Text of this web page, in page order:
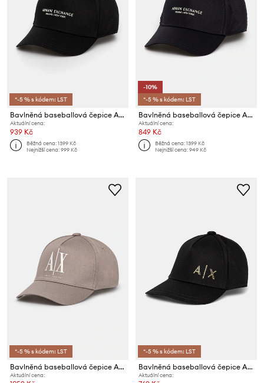
*-5 % s kódem: LST
Bavlněná baseballová čepice Armani Exchange
Aktuální cena:
939 Kč
Běžná cena:1399 Kč
Nejnižší cena:999 Kč
-10%
*-5 % s kódem: LST
Bavlněná baseballová čepice Armani Exchange
Aktuální cena:
849 Kč
Běžná cena:1399 Kč
Nejnižší cena:949 Kč
*-5 % s kódem: LST
Bavlněná baseballová čepice Armani Exchange
Aktuální cena:
*-5 % s kódem: LST
Bavlněná baseballová čepice Armani Exchange
Aktuální cena: